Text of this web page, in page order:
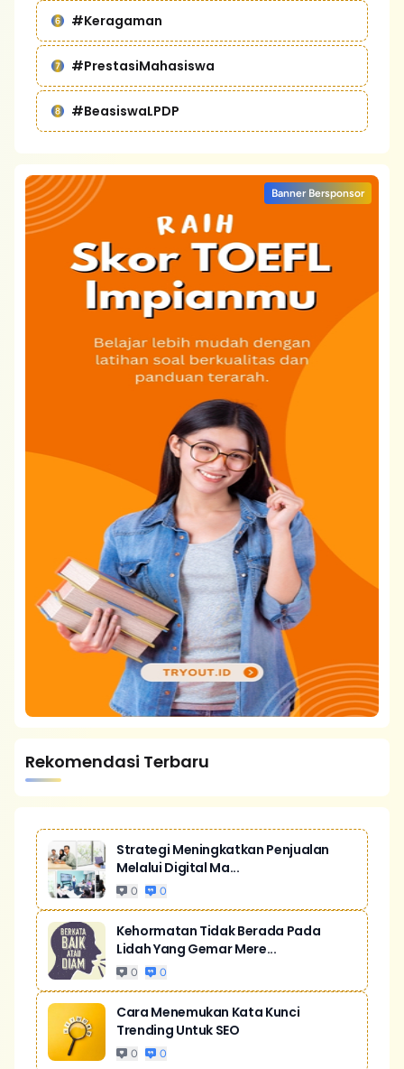
#Keragaman
#PrestasiMahasiswa
#BeasiswaLPDP
Banner Bersponsor
Rekomendasi Terbaru
Strategi Meningkatkan Penjualan
Melalui Digital Ma...
0 0
Kehormatan Tidak Berada Pada
Lidah Yang Gemar Mere...
0 0
Cara Menemukan Kata Kunci
Trending Untuk SEO
0 0